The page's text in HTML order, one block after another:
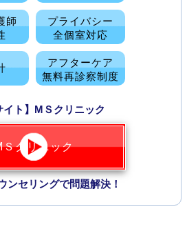
師
プライバシー
全個室対応
アフターケア
無料再診察制度
イト】МＳクリニック
クリニック
ンセリングで問題解決！